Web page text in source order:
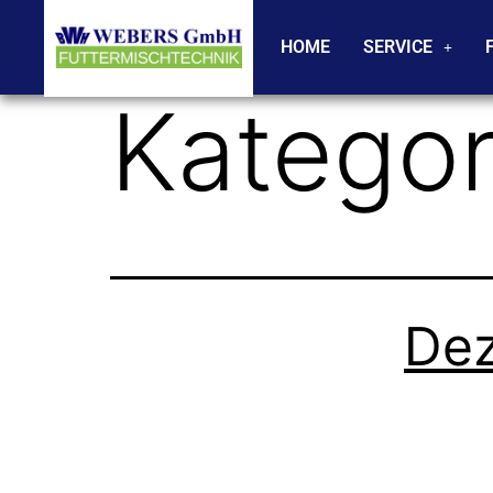
HOME SERVICE